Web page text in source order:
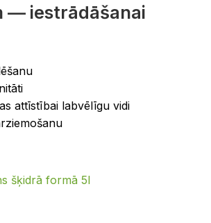
— iestrādāšanai
attīstībai labvēlīgu vidi